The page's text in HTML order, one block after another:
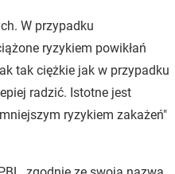
W przypadku
ryzykiem powikłań
tak ciężkie jak w przypadku
radzić. Istotne jest
ryzykiem zakażeń"